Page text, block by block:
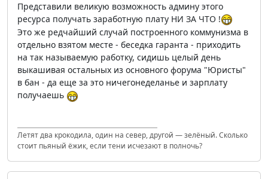
Представили великую возможность админу этого
ресурса получать заработную плату НИ ЗА ЧТО !
Это же редчайший случай построенного коммунизма в
отдельно взятом месте - беседка гаранта - приходить
на так называемую работку, сидишь целый день
выкашивая остальных из основного форума "Юристы"
в бан - да еще за это ничегонеделанье и зарплату
получаешь
Летят два крокодила, один на север, другой — зелёный. Сколько
стоит пьяный ёжик, если тени исчезают в полночь?